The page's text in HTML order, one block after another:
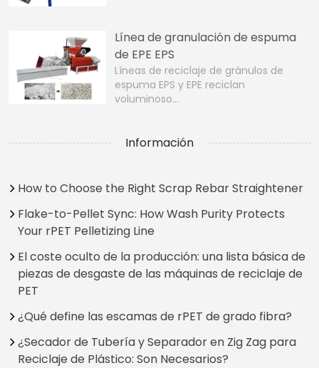
Línea de granulación de espuma
de EPE EPS
Líneas de reciclaje de gránulos de
espuma EPS y EPE reciclan
voluminoso…
Información
How to Choose the Right Scrap Rebar Straightener
Flake-to-Pellet Sync: How Wash Purity Protects
Your rPET Pelletizing Line
El coste oculto de la producción: una lista básica de
piezas de desgaste de las máquinas de reciclaje de
PET
¿Qué define las escamas de rPET de grado fibra?
¿Secador de Tubería y Separador en Zig Zag para
Reciclaje de Plástico: Son Necesarios?